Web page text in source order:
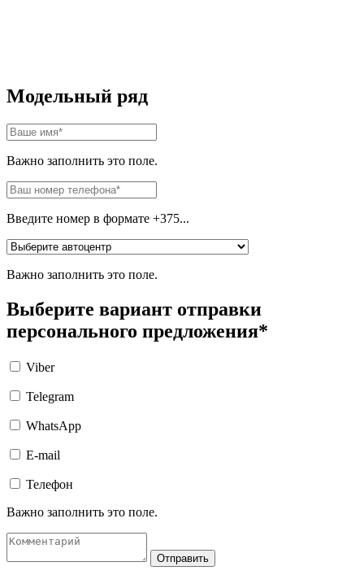
Модельный ряд
Важно заполнить это поле.
Введите номер в формате +375...
Важно заполнить это поле.
Выберите вариант отправки
персонального предложения*
Viber
Telegram
WhatsApp
E-mail
Телефон
Важно заполнить это поле.
Отправить